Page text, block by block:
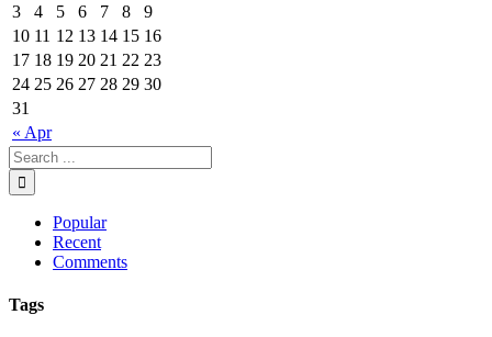
« Apr
3
4 5 6 7 8
9
10 11 12 13 14 15 16
17 18 19 20 21 22 23
24 25 26 27 28 29 30
31
Popular
Recent
Comments
Tags